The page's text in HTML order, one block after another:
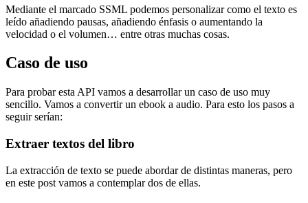
Mediante el marcado SSML podemos personalizar como el texto es
leído añadiendo pausas, añadiendo énfasis o aumentando la
velocidad o el volumen… entre otras muchas cosas.
Caso de uso
Para probar esta API vamos a desarrollar un caso de uso muy
sencillo. Vamos a convertir un ebook a audio. Para esto los pasos a
seguir serían:
Extraer textos del libro
La extracción de texto se puede abordar de distintas maneras, pero
en este post vamos a contemplar dos de ellas.